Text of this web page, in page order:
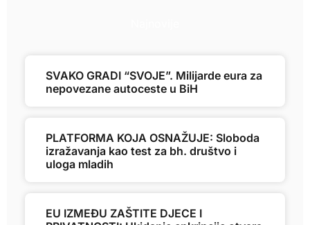
SVAKO GRADI “SVOJE”. Milijarde eura za
nepovezane autoceste u BiH
PLATFORMA KOJA OSNAŽUJE: Sloboda
izražavanja kao test za bh. društvo i
uloga mladih
EU IZMEĐU ZAŠTITE DJECE I